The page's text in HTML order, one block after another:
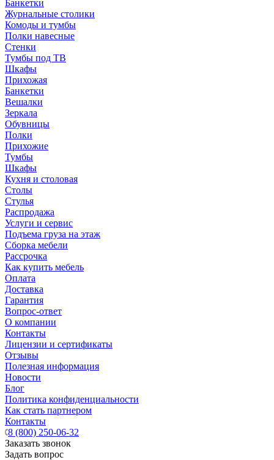
Банкетки
Журнальные столики
Комоды и тумбы
Полки навесные
Стенки
Тумбы под ТВ
Шкафы
Прихожая
Банкетки
Вешалки
Зеркала
Обувницы
Полки
Прихожие
Тумбы
Шкафы
Кухня и столовая
Столы
Стулья
Распродажа
Услуги и сервис
Подъема груза на этаж
Сборка мебели
Рассрочка
Как купить мебель
Оплата
Доставка
Гарантия
Вопрос-ответ
О компании
Контакты
Лицензии и сертификаты
Отзывы
Полезная информация
Новости
Блог
Политика конфиденциальности
Как стать партнером
Контакты
8 (800) 250-06-32
Заказать звонок
Задать вопрос